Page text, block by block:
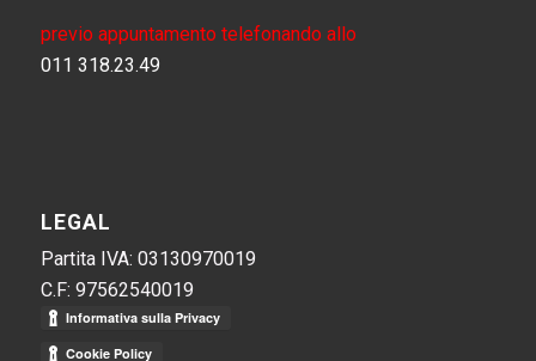
previo appuntamento telefonando allo
011 318.23.49
LEGAL
Partita IVA: 03130970019
C.F: 97562540019